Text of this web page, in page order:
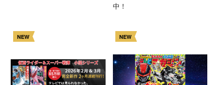
中！
NEW NEW